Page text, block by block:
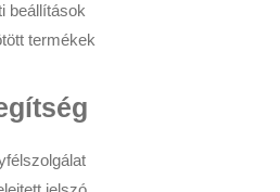
beállítások
termékek